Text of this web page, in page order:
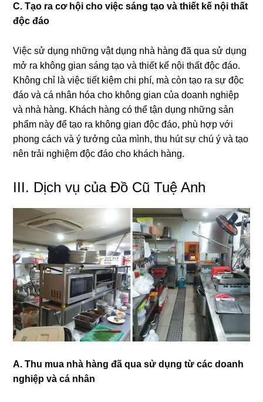
C. Tạo ra cơ hội cho việc sáng tạo và thiết kế nội thất
độc đáo
Việc sử dụng những vật dụng nhà hàng đã qua sử dụng
mở ra không gian sáng tạo và thiết kế nội thất độc đáo.
Không chỉ là việc tiết kiệm chi phí, mà còn tạo ra sự độc
đáo và cá nhân hóa cho không gian của doanh nghiệp
và nhà hàng. Khách hàng có thể tận dụng những sản
phẩm này để tạo ra không gian độc đáo, phù hợp với
phong cách và ý tưởng của mình, thu hút sự chú ý và tạo
nên trải nghiệm độc đáo cho khách hàng.
III. Dịch vụ của Đồ Cũ Tuệ Anh
A. Thu mua nhà hàng đã qua sử dụng từ các doanh
nghiệp và cá nhân